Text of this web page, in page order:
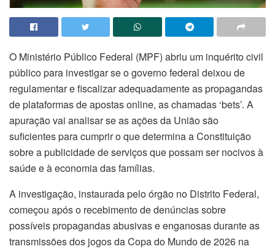
O Ministério Público Federal (MPF) abriu um inquérito civil
público para investigar se o governo federal deixou de
regulamentar e fiscalizar adequadamente as propagandas
de plataformas de apostas online, as chamadas ‘bets’. A
apuração vai analisar se as ações da União são
suficientes para cumprir o que determina a Constituição
sobre a publicidade de serviços que possam ser nocivos à
saúde e à economia das famílias.
A investigação, instaurada pelo órgão no Distrito Federal,
começou após o recebimento de denúncias sobre
possíveis propagandas abusivas e enganosas durante as
transmissões dos jogos da Copa do Mundo de 2026 na